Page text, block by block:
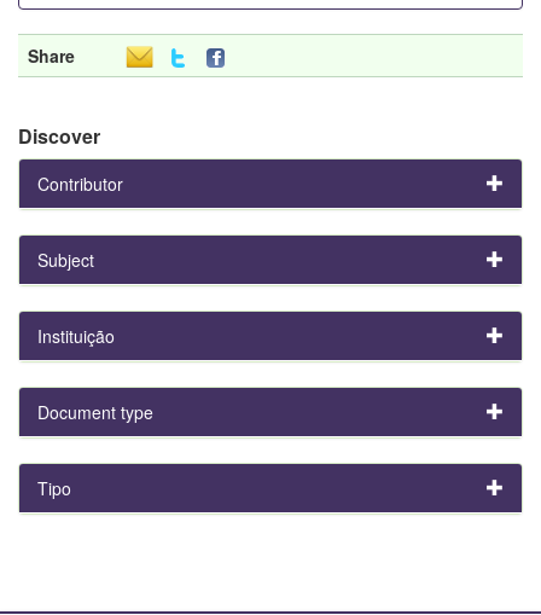
Share
Discover
Contributor
Subject
Instituição
Document type
Tipo